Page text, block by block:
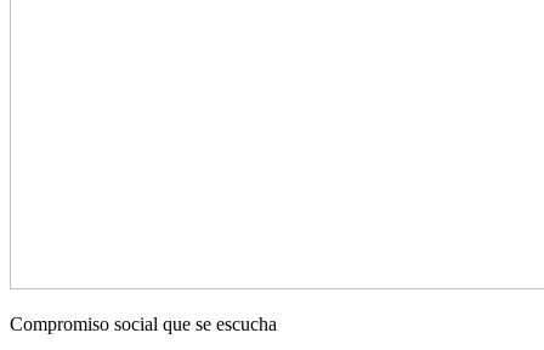
Compromiso social que se escucha